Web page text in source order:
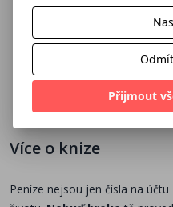
Superkomu
Charles
429 Kč
e-
503 Kč
Více o knize
Peníze nejsou jen čísla na
Přijmout